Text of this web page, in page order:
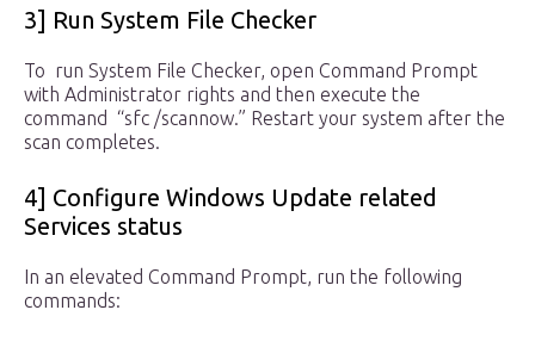
3] Run System File Checker
To run System File Checker, open Command Prompt
with Administrator rights and then execute the
command “sfc /scannow.” Restart your system after the
scan completes.
4] Configure Windows Update related
Services status
In an elevated Command Prompt, run the following
commands: